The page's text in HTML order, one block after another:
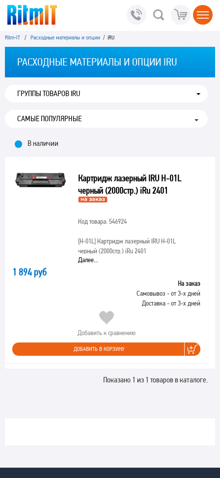
Ritm-IT / Расходные материалы и опции / iRU
РАСХОДНЫЕ МАТЕРИАЛЫ И ОПЦИИ IRU
ГРУППЫ ТОВАРОВ IRU
В наличии
Картридж лазерный IRU H-01L
черный (2000стр.) iRu 2401
Код товара: 546924
[H-01L]Картридж лазерный IRU H-01L
черный (2000стр.) iRu 2401
Далее...
1 894 руб
На заказ
Самовывоз - от 3-х дней
Доставка - от 3-х дней
Добавить к сравнению
ДОБАВИТЬ В КОРЗИНУ
Показано 1 из 1 товаров в каталоге.